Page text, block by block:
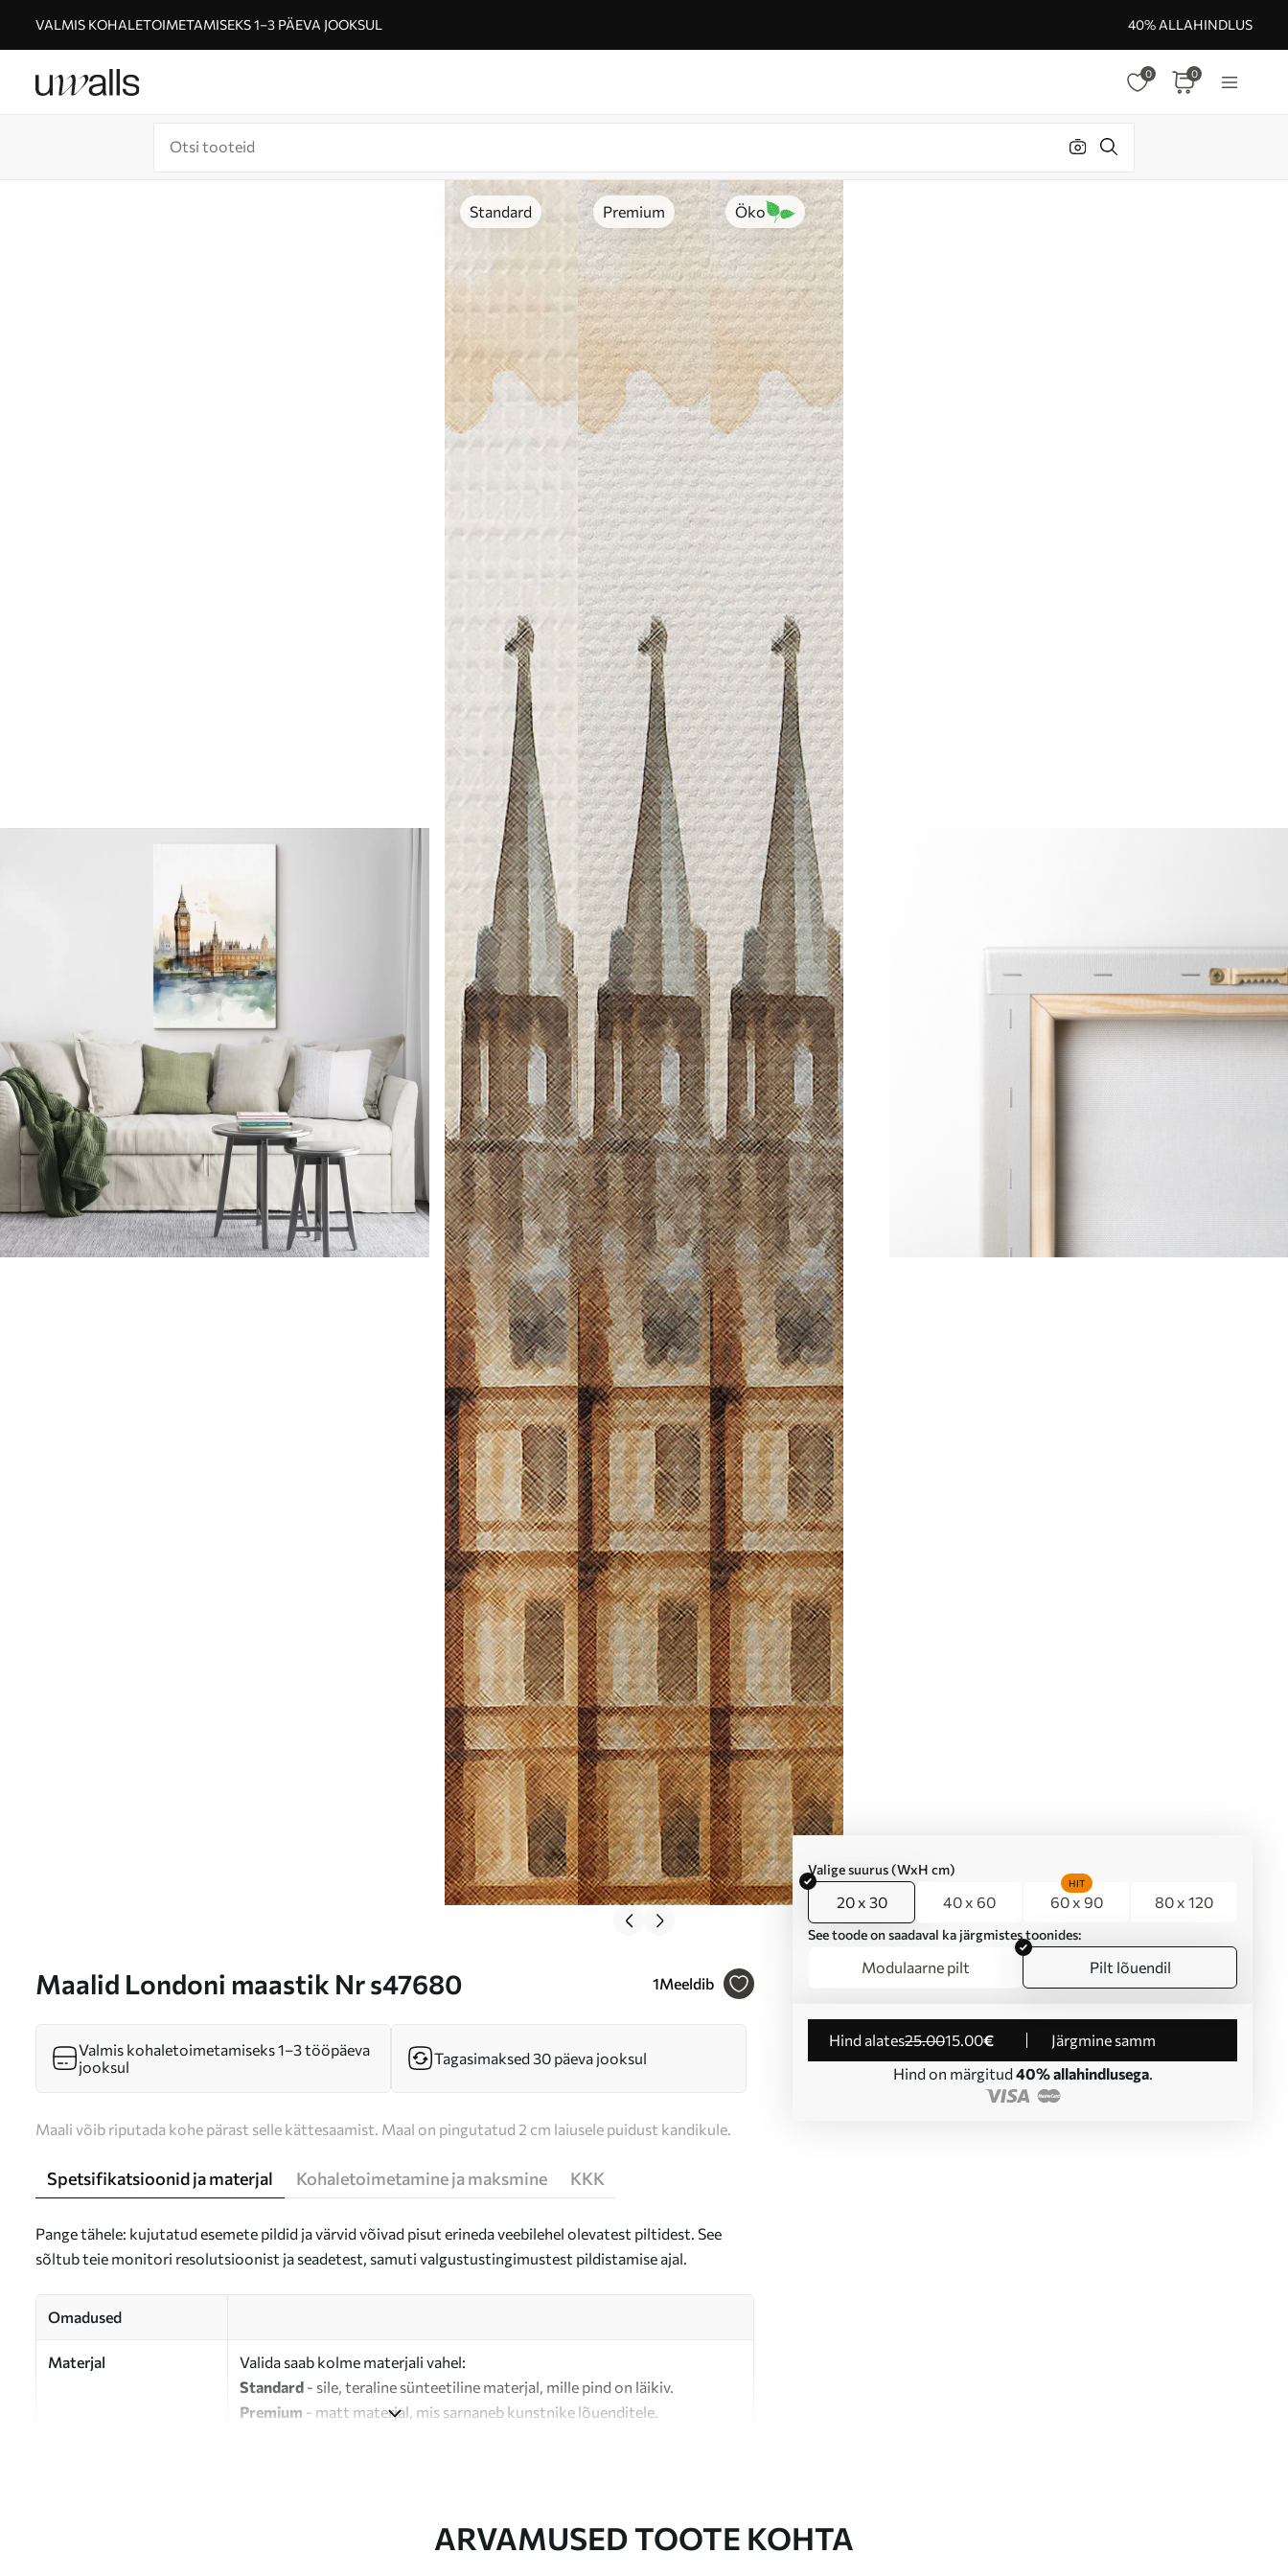
VALMIS KOHALETOIMETAMISEKS 1–3 PÄEVA JOOKSUL 40% ALLAHINDLUS
0 0
Standard Premium Öko
Maalid Londoni maastik Nr s47680 1Meeldib
Valige suurus (WxH cm)
20 x 30 40 x 60 60 x 90
HIT
80 x 120
See toode on saadaval ka järgmistes toonides:
Modulaarne pilt Pilt lõuendil
Hind alates25.0015.00€
Järgmine samm
Hind on märgitud 40% allahindlusega.
Valmis kohaletoimetamiseks 1–3 tööpäeva
jooksul
Tagasimaksed 30 päeva jooksul
Maali võib riputada kohe pärast selle kättesaamist. Maal on pingutatud 2 cm laiusele puidust kandikule.
Spetsifikatsioonid ja materjal Kohaletoimetamine ja maksmine KKK
Pange tähele: kujutatud esemete pildid ja värvid võivad pisut erineda veebilehel olevatest piltidest. See
sõltub teie monitori resolutsioonist ja seadetest, samuti valgustustingimustest pildistamise ajal.
Omadused
Materjal
Valida saab kolme materjali vahel:
Standard - sile, teraline sünteetiline materjal, mille pind on läikiv.
Premium - matt materjal, mis sarnaneb kunstnike lõuenditele.
ARVAMUSED TOOTE KOHTA